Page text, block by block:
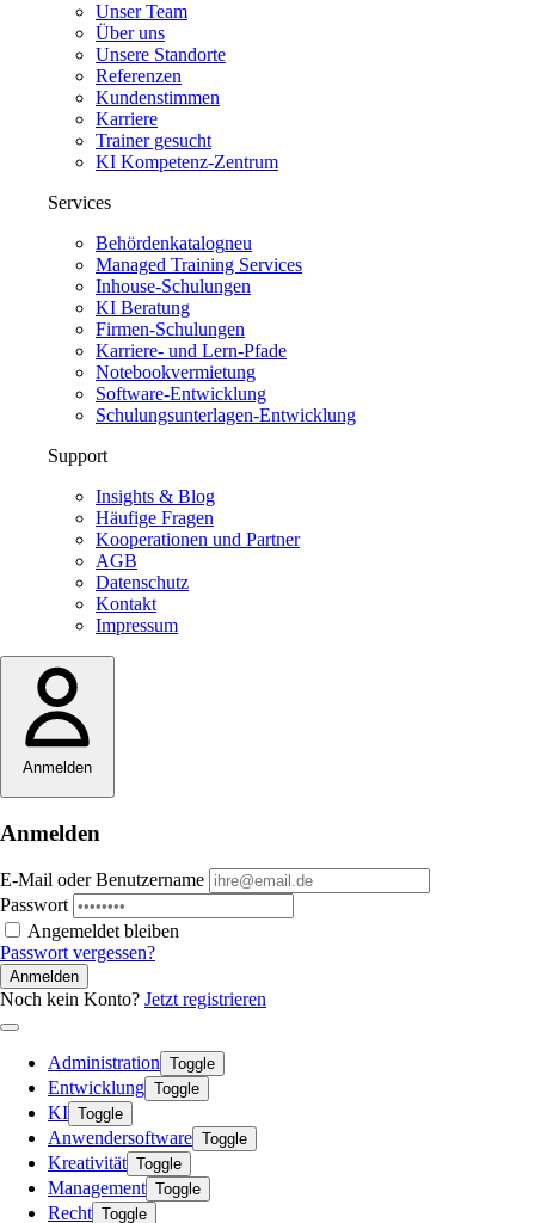
Unser Team
Über uns
Unsere Standorte
Referenzen
Kundenstimmen
Karriere
Trainer gesucht
KI Kompetenz-Zentrum
Services
Behördenkatalogneu
Managed Training Services
Inhouse-Schulungen
KI Beratung
Firmen-Schulungen
Karriere- und Lern-Pfade
Notebookvermietung
Software-Entwicklung
Schulungsunterlagen-Entwicklung
Support
Insights & Blog
Häufige Fragen
Kooperationen und Partner
AGB
Datenschutz
Kontakt
Impressum
Anmelden
Anmelden
E-Mail oder Benutzername
Passwort
Angemeldet bleiben
Passwort vergessen?
Anmelden
Noch kein Konto? Jetzt registrieren
Administration Toggle
Entwicklung Toggle
KI Toggle
Anwendersoftware Toggle
Kreativität Toggle
Management Toggle
Recht Toggle